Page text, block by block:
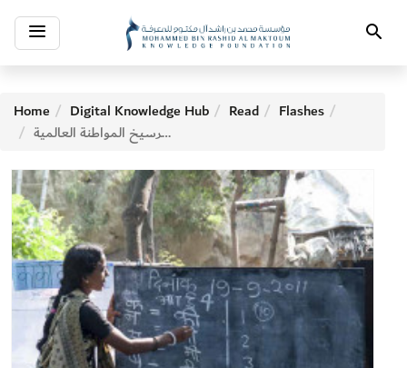
Toggle
navigation Search
Home Digital Knowledge Hub Read
Flashes
دور تأهيل معلمي الكبار في ترسيخ المواطنة العالمية